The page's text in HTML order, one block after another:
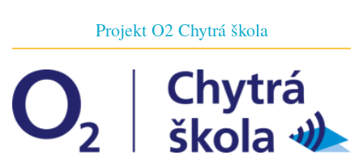
Projekt O2 Chytrá škola